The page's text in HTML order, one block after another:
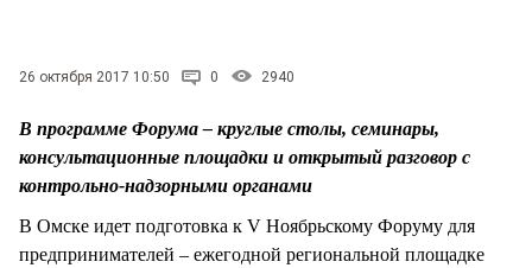
26 октября 2017 10:50 0 2940
В программе Форума – круглые столы, семинары,
консультационные площадки и открытый разговор с
контрольно-надзорными органами
В Омске идет подготовка к V Ноябрьскому Форуму для
предпринимателей – ежегодной региональной площадке